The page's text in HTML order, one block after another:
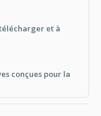
et à
conçues pour la